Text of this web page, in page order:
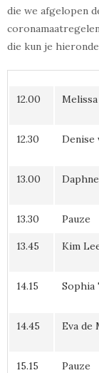
die we afgelopen
die kun je
12.00
12.30 Denise
13.00
13.30 Pauze
13.45 Kim
14.15 Sophia
14.45 Eva de
15.15 Pauze